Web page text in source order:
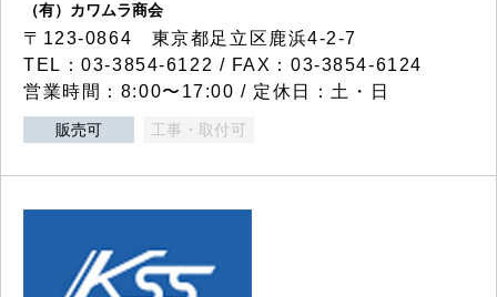
（有）カワムラ商会
〒123-0864 東京都足立区鹿浜4-2-7
TEL：03-3854-6122 / FAX：03-3854-6124
営業時間：8:00〜17:00 / 定休日：土・日
販売可 工事・取付可